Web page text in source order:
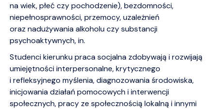
na wiek, płeć czy pochodzenie), bezdomności,
niepełnosprawności, przemocy, uzależnień
oraz nadużywania alkoholu czy substancji
psychoaktywnych, in.
Studenci kierunku praca socjalna zdobywają i rozwijają
umiejętności interpersonalne, krytycznego
i refleksyjnego myślenia, diagnozowania środowiska,
inicjowania działań pomocowych i interwencji
społecznych, pracy ze społecznością lokalną i innymi